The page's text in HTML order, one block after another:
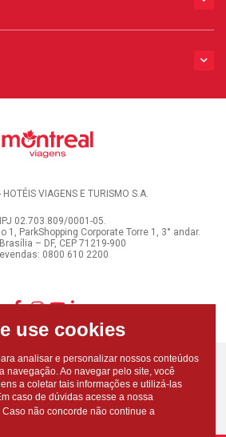
VIAGENS E TURISMO S.A.
02.703.809/0001-05.
1, ParkShopping Corporate Torre 1, 3° andar.
– DF, CEP 71219-900
0800 610 2200
analisar e personalizar nossos conteúdos
navegação. Ao navegar pelo site, você
a coletar tais informações e utilizá-las
caso de dúvidas acesse a nossa
Caso não concorde não continue a